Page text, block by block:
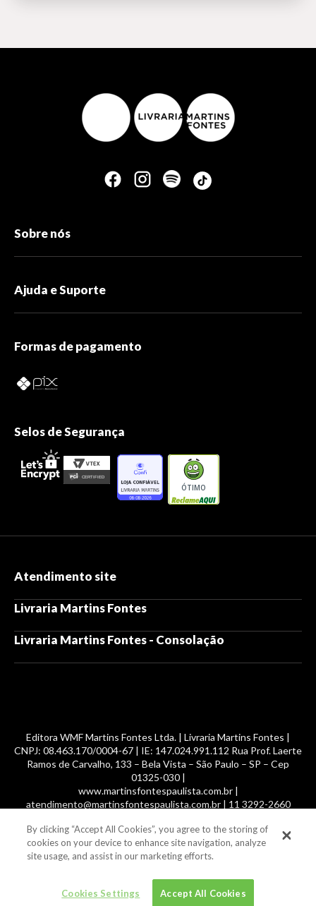
Sobre nós
Ajuda e Suporte
Formas de pagamento
Selos de Segurança
ÓTIMO
Atendimento site
Livraria Martins Fontes
Livraria Martins Fontes - Consolação
Editora WMF Martins Fontes Ltda. | Livraria Martins Fontes |
CNPJ: 08.463.170/0004-67 | IE: 147.024.991.112 Rua Prof. Laerte
Ramos de Carvalho, 133 – Bela Vista – São Paulo – SP – Cep
01325-030 |
www.martinsfontespaulista.com.br |
atendimento@martinsfontespaulista.com.br | 11 3292-2660
© 2014 -2026, MartinsFontes livros nacionais e importados,
com mais de 700 mil títulos. Todos os direitos reservados.
By clicking “Accept All Cookies”, you agree to the storing of
cookies on your device to enhance site navigation, analyze
site usage, and assist in our marketing efforts.
Cookies Settings Accept All Cookies